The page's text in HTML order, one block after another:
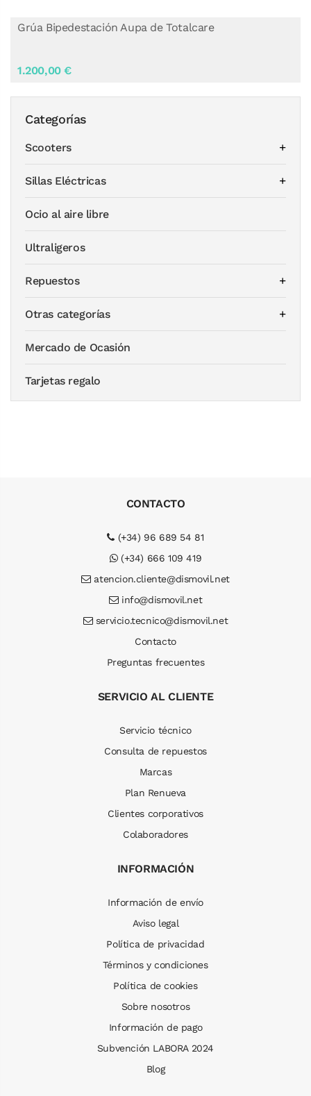
Categorías
Scooters
Sillas Eléctricas
Ocio al aire libre
Ultraligeros
Repuestos
Otras categorías
Mercado de Ocasión
Tarjetas regalo
Grúa Bipedestación Aupa de Totalcare
1.200,00 €
CONTACTO
(+34) 96 689 54 81
(+34) 666 109 419
atencion.cliente@dismovil.net
info@dismovil.net
servicio.tecnico@dismovil.net
Contacto
Preguntas frecuentes
SERVICIO AL CLIENTE
Servicio técnico
Consulta de repuestos
Marcas
Plan Renueva
Clientes corporativos
Colaboradores
INFORMACIÓN
Información de envío
Aviso legal
Política de privacidad
Términos y condiciones
Política de cookies
Sobre nosotros
Información de pago
Subvención LABORA 2024
Blog